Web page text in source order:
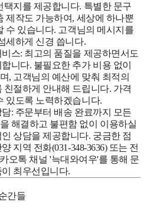
택지를 제공합니다. 특별한 문구
제작도 가능하여, 세상에 하나뿐
수 있습니다. 고객님의 메시지를
세하게 신경 씁니다.
스: 최고의 품질을 제공하면서도
니다. 불필요한 추가 비용 없이
, 고객님의 예산에 맞춰 최적의
절하게 안내해 드립니다. 가격
있도록 노력하겠습니다.
: 주문부터 배송 완료까지 모든
해결하고 불편함 없이 이용하실
상담을 제공합니다. 궁금한 점
지역 전화(031-348-3636) 또는 전
오톡 채널 '늑대와여우'를 통해 문
최우선입니다.
간들